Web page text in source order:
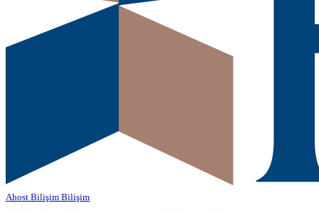
Ahost Bilişim Bilişim